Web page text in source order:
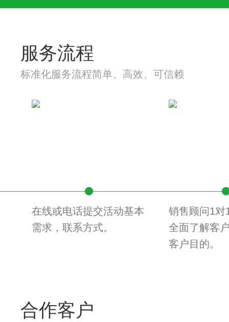
服务流程
标准化服务流程简单、高效、可信赖
在线或电话提交活动基本
需求，联系方式。
销售顾问1对
全面了解客
客户目的。
合作客户